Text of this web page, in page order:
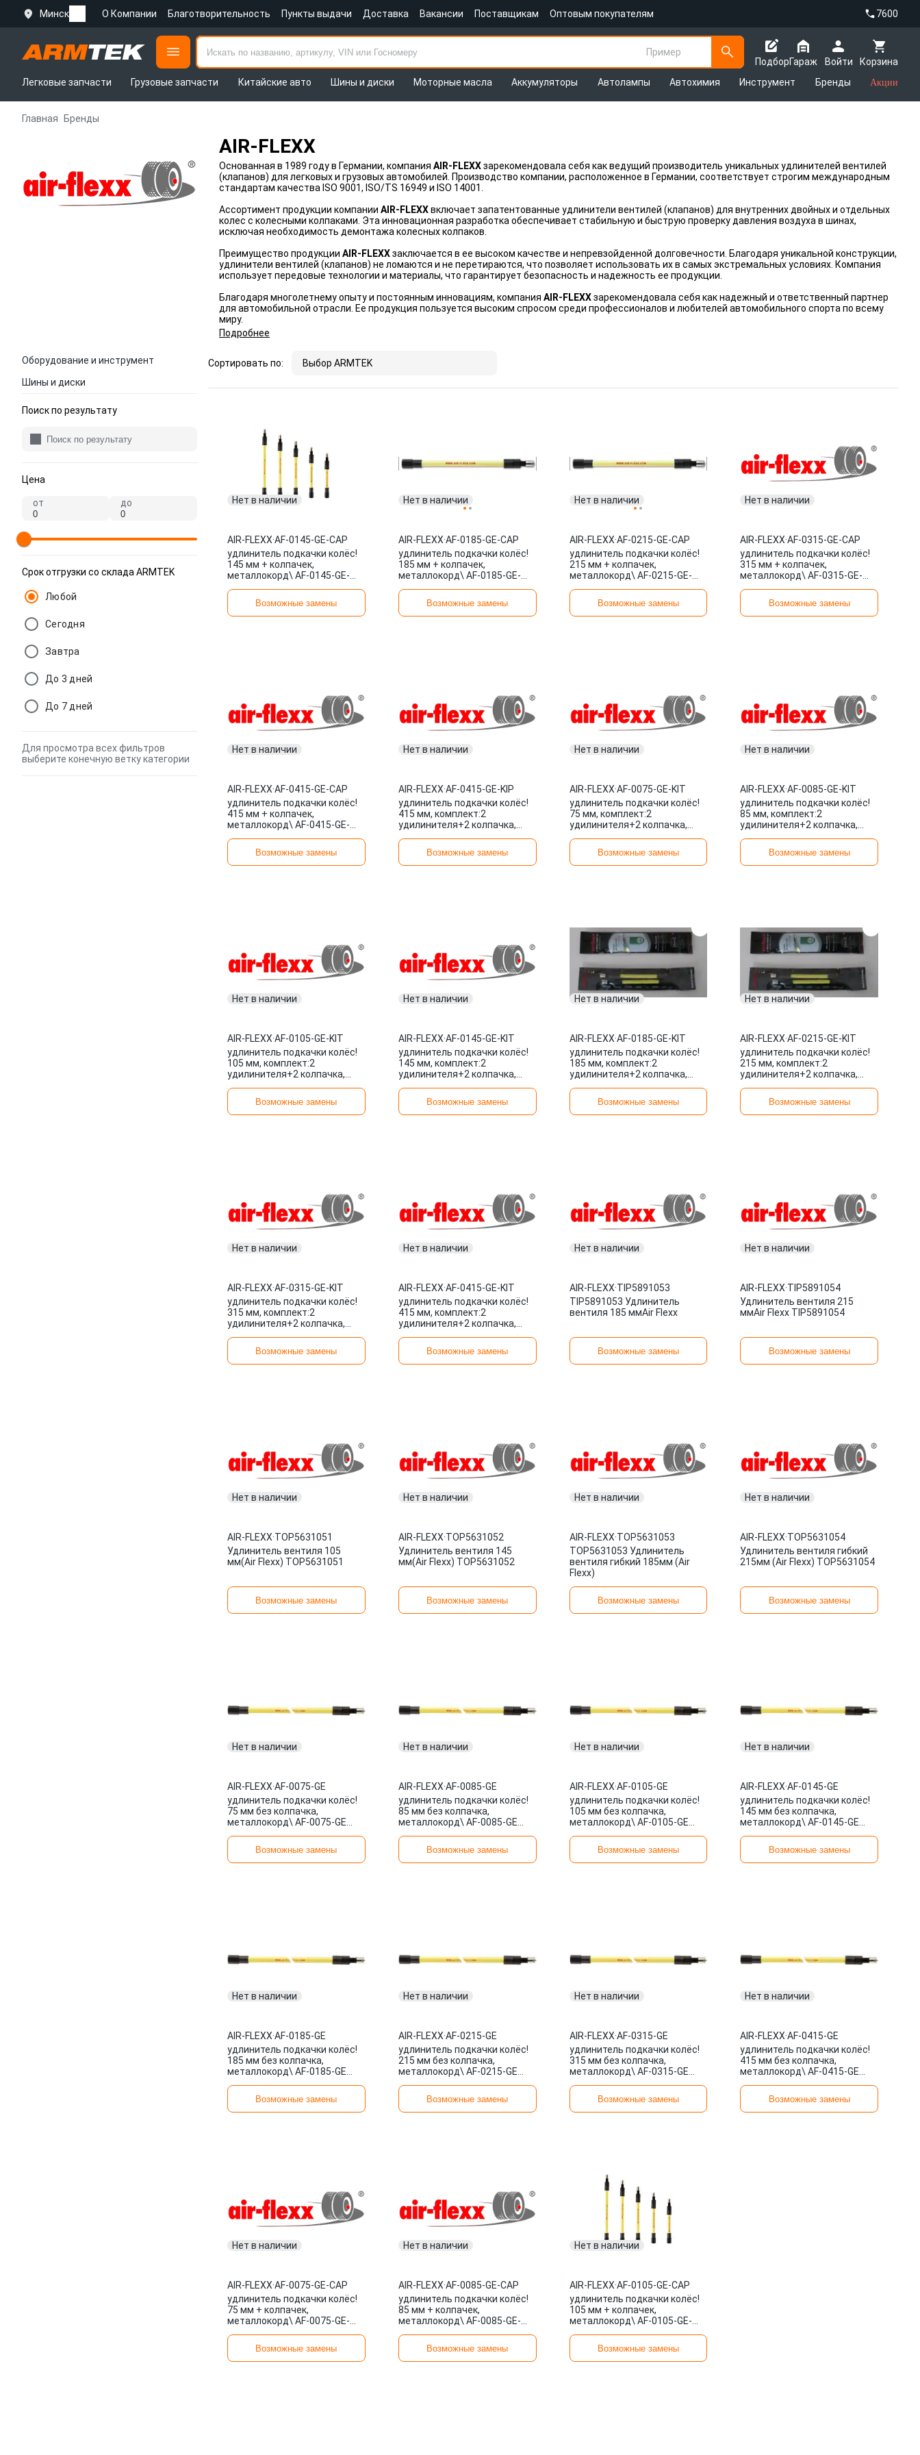
Минск О Компании Благотворительность Пункты выдачи Доставка Вакансии Поставщикам Оптовым покупателям 7600
Пример
Подбор
Корзина
Гараж
Войти
Легковые запчасти
Грузовые запчасти Китайские авто Шины и диски Моторные масла Аккумуляторы Автолампы Автохимия Инструмент Бренды Акции
Главная Бренды
AIR-FLEXX
Основанная в 1989 году в Германии, компания AIR-FLEXXзарекомендовала себя как ведущий производитель уникальных удлинителей вентилей
(клапанов) для легковых и грузовых автомобилей. Производство компании, расположенное в Германии, соответствует строгим международным
стандартам качества ISO 9001, ISO/TS 16949 и ISO 14001.
Ассортимент продукции компании AIR-FLEXXвключает запатентованные удлинители вентилей (клапанов) для внутренних двойных и отдельных
колес с колесными колпаками. Эта инновационная разработка обеспечивает стабильную и быструю проверку давления воздуха в шинах,
исключая необходимость демонтажа колесных колпаков.
Преимущество продукции AIR-FLEXXзаключается в ее высоком качестве и непревзойденной долговечности. Благодаря уникальной конструкции,
удлинители вентилей (клапанов) не ломаются и не перетираются, что позволяет использовать их в самых экстремальных условиях. Компания
использует передовые технологии и материалы, что гарантирует безопасность и надежность ее продукции.
Благодаря многолетнему опыту и постоянным инновациям, компания AIR-FLEXXзарекомендовала себя как надежный и ответственный партнер
для автомобильной отрасли. Ее продукция пользуется высоким спросом среди профессионалов и любителей автомобильного спорта по всему
миру.
Подробнее
Оборудование и инструмент
Шины и диски
Поиск по результату
Цена
от до
Срок отгрузки со склада ARMTEK
Любой
Сегодня
Завтра
До 3 дней
До 7 дней
Для просмотра всех фильтров
выберите конечную ветку категории
Сортировать по: Выбор ARMTEK
Нет в наличии
AIR-FLEXX·AF-0145-GE-CAP
удлинитель подкачки колёс!
145 мм + колпачек,
металлокорд\ AF-0145-GE-
Возможные замены
Нет в наличии
AIR-FLEXX·AF-0185-GE-CAP
удлинитель подкачки колёс!
185 мм + колпачек,
металлокорд\ AF-0185-GE-
Возможные замены
Нет в наличии
AIR-FLEXX·AF-0215-GE-CAP
удлинитель подкачки колёс!
215 мм + колпачек,
металлокорд\ AF-0215-GE-
Возможные замены
Нет в наличии
AIR-FLEXX·AF-0315-GE-CAP
удлинитель подкачки колёс!
315 мм + колпачек,
металлокорд\ AF-0315-GE-
Возможные замены
Нет в наличии
AIR-FLEXX·AF-0415-GE-CAP
удлинитель подкачки колёс!
415 мм + колпачек,
металлокорд\ AF-0415-GE-
Возможные замены
Нет в наличии
AIR-FLEXX·AF-0415-GE-KIP
удлинитель подкачки колёс!
415 мм, комплект:2
удилинителя+2 колпачка,
AIR-FLEXXВозможные замены
Нет в наличии
AIR-FLEXX·AF-0075-GE-KIT
удлинитель подкачки колёс!
75 мм, комплект:2
удилинителя+2 колпачка,
AIR-FLEXXВозможные замены
Нет в наличии
AIR-FLEXX·AF-0085-GE-KIT
удлинитель подкачки колёс!
85 мм, комплект:2
удилинителя+2 колпачка,
AIR-FLEXXВозможные замены
Нет в наличии
AIR-FLEXX·AF-0105-GE-KIT
удлинитель подкачки колёс!
105 мм, комплект:2
удилинителя+2 колпачка,
AIR-FLEXXВозможные замены
Нет в наличии
AIR-FLEXX·AF-0145-GE-KIT
удлинитель подкачки колёс!
145 мм, комплект:2
удилинителя+2 колпачка,
AIR-FLEXXВозможные замены
Нет в наличии
AIR-FLEXX·AF-0185-GE-KIT
удлинитель подкачки колёс!
185 мм, комплект:2
удилинителя+2 колпачка,
AIR-FLEXXВозможные замены
Нет в наличии
AIR-FLEXX·AF-0215-GE-KIT
удлинитель подкачки колёс!
215 мм, комплект:2
удилинителя+2 колпачка,
AIR-FLEXXВозможные замены
Нет в наличии
AIR-FLEXX·AF-0315-GE-KIT
удлинитель подкачки колёс!
315 мм, комплект:2
удилинителя+2 колпачка,
AIR-FLEXXВозможные замены
Нет в наличии
AIR-FLEXX·AF-0415-GE-KIT
удлинитель подкачки колёс!
415 мм, комплект:2
удилинителя+2 колпачка,
AIR-FLEXXВозможные замены
Нет в наличии
AIR-FLEXX·TIP5891053
TIP5891053 Удлинитель
вентиля 185 ммAir Flexx
Возможные замены
Нет в наличии
AIR-FLEXX·TIP5891054
Удлинитель вентиля 215
ммAir Flexx TIP5891054
Возможные замены
Нет в наличии
AIR-FLEXX·TOP5631051
Удлинитель вентиля 105
мм(Air Flexx) TOP5631051
Возможные замены
Нет в наличии
AIR-FLEXX·TOP5631052
Удлинитель вентиля 145
мм(Air Flexx) TOP5631052
Возможные замены
Нет в наличии
AIR-FLEXX·TOP5631053
TOP5631053 Удлинитель
вентиля гибкий 185мм (Air
Flexx)
Возможные замены
Нет в наличии
AIR-FLEXX·TOP5631054
Удлинитель вентиля гибкий
215мм (Air Flexx) TOP5631054
Возможные замены
Нет в наличии
AIR-FLEXX·AF-0075-GE
удлинитель подкачки колёс!
75 мм без колпачка,
металлокорд\ AF-0075-GE
Возможные замены
Нет в наличии
AIR-FLEXX·AF-0085-GE
удлинитель подкачки колёс!
85 мм без колпачка,
металлокорд\ AF-0085-GE
Возможные замены
Нет в наличии
AIR-FLEXX·AF-0105-GE
удлинитель подкачки колёс!
105 мм без колпачка,
металлокорд\ AF-0105-GE
Возможные замены
Нет в наличии
AIR-FLEXX·AF-0145-GE
удлинитель подкачки колёс!
145 мм без колпачка,
металлокорд\ AF-0145-GE
Возможные замены
Нет в наличии
AIR-FLEXX·AF-0185-GE
удлинитель подкачки колёс!
185 мм без колпачка,
металлокорд\ AF-0185-GE
Возможные замены
Нет в наличии
AIR-FLEXX·AF-0215-GE
удлинитель подкачки колёс!
215 мм без колпачка,
металлокорд\ AF-0215-GE
Возможные замены
Нет в наличии
AIR-FLEXX·AF-0315-GE
удлинитель подкачки колёс!
315 мм без колпачка,
металлокорд\ AF-0315-GE
Возможные замены
Нет в наличии
AIR-FLEXX·AF-0415-GE
удлинитель подкачки колёс!
415 мм без колпачка,
металлокорд\ AF-0415-GE
Возможные замены
Нет в наличии
AIR-FLEXX·AF-0075-GE-CAP
удлинитель подкачки колёс!
75 мм + колпачек,
металлокорд\ AF-0075-GE-
Возможные замены
Нет в наличии
AIR-FLEXX·AF-0085-GE-CAP
удлинитель подкачки колёс!
85 мм + колпачек,
металлокорд\ AF-0085-GE-
Возможные замены
Нет в наличии
AIR-FLEXX·AF-0105-GE-CAP
удлинитель подкачки колёс!
105 мм + колпачек,
металлокорд\ AF-0105-GE-
Возможные замены